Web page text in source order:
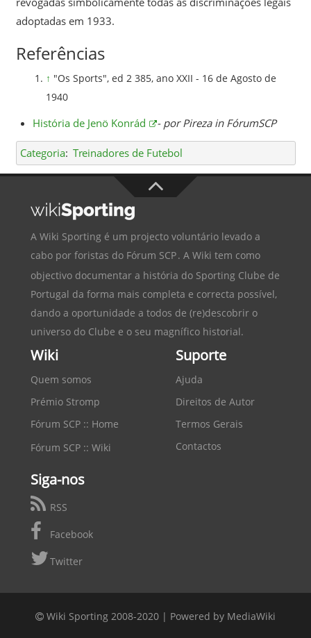
adoptadas em 1933.
Referências
↑ "Os Sports", ed 2 385, ano XXII - 16 de Agosto de
1940
História de Jenö Konrád - por Pireza in FórumSCP
Categoria: Treinadores de Futebol
A Wiki Sporting é um projecto voluntário levado a
cabo por foristas do Fórum SCP. A Wiki tem como
objectivo documentar a história do Sporting Clube de
Portugal da forma mais completa e correcta possível,
dando a oportunidade a todos de (re)descobrir o
universo do Clube e o seu magnífico historial.
Wiki
Quem somos
Prémio Stromp
Fórum SCP :: Home
Fórum SCP :: Wiki
Suporte
Ajuda
Direitos de Autor
Termos Gerais
Contactos
Siga-nos
RSS
Facebook
Twitter
Wiki Sporting 2008-2020 | Powered by MediaWiki